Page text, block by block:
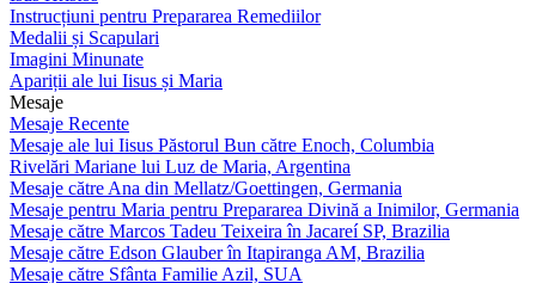
Instrucțiuni pentru Prepararea Remediilor
Medalii și Scapulari
Imagini Minunate
Apariții ale lui Iisus și Maria
Mesaje
Mesaje Recente
Mesaje ale lui Iisus Păstorul Bun către Enoch, Columbia
Rivelări Mariane lui Luz de Maria, Argentina
Mesaje către Ana din Mellatz/Goettingen, Germania
Mesaje pentru Maria pentru Prepararea Divină a Inimilor, Germania
Mesaje către Marcos Tadeu Teixeira în Jacareí SP, Brazilia
Mesaje către Edson Glauber în Itapiranga AM, Brazilia
Mesaje către Sfânta Familie Azil, SUA